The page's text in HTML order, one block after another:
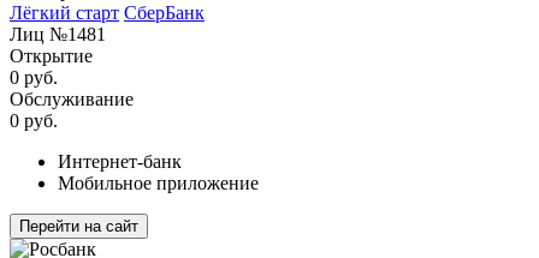
Лёгкий старт СберБанк
Лиц №1481
Открытие
0 руб.
Обслуживание
0 руб.
Интернет-банк
Мобильное приложение
Перейти на сайт